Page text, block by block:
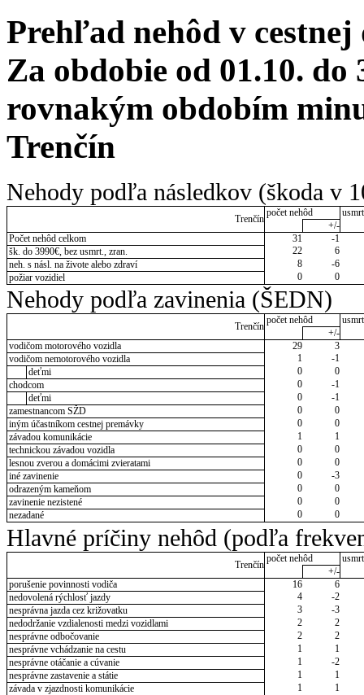
Prehľad nehôd v cestnej
Za obdobie od 01.10. do
rovnakým obdobím
Trenčín
Nehody podľa následkov (škoda v
Trenčín
počet nehôd
+/-
Počet nehôd celkom
31
-1
šk. do 3990€, bez usmrt., zran.
22
6
neh. s násl. na živote alebo zdraví
8
-6
požiar vozidiel
0 0
Nehody podľa zavinenia (ŠEDN)
Trenčín
počet nehôd
+/-
vodičom motorového vozidla
29
3
vodičom nemotorového vozidla
1
-1
deťmi
0
0
chodcom
0
-1
deťmi
0
-1
zamestnancom SŽD
0
0
iným účastníkom cestnej premávky
0
0
závadou komunikácie
1
1
technickou závadou vozidla
0
0
lesnou zverou a domácimi zvieratami
0
0
iné zavinenie
0
-3
odrazeným kameňom
0
0
zavinenie nezistené
0
0
nezadané
0 0
Hlavné príčiny nehôd (podľa
Trenčín
počet nehôd
+/-
porušenie povinnosti vodiča
16
6
nedovolená rýchlosť jazdy
4
-2
nesprávna jazda cez križovatku
3
-3
nedodržanie vzdialenosti medzi vozidlami
2
2
nesprávne odbočovanie
2
2
nesprávne vchádzanie na cestu
1
1
nesprávne otáčanie a cúvanie
1
-2
nesprávne zastavenie a státie
1
1
závada v zjazdnosti komunikácie
1 1